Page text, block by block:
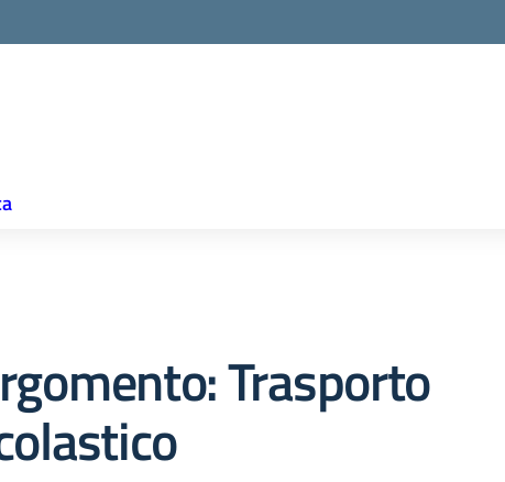
Trasporto